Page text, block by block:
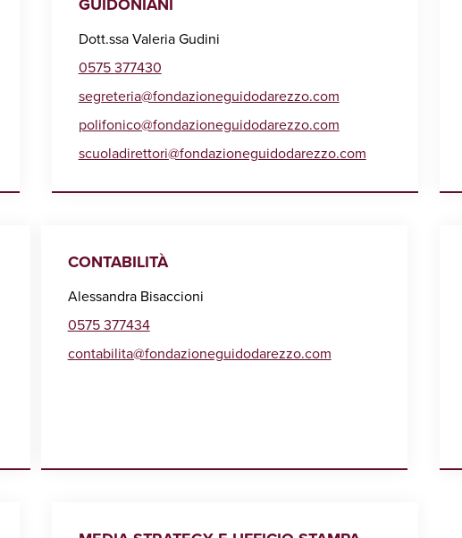
GUIDONIANI
Dott.ssa Valeria Gudini
0575 377430
segreteria@fondazioneguidodarezzo.com
polifonico@fondazioneguidodarezzo.com
scuoladirettori@fondazioneguidodarezzo.com
CONTABILITÀ
Alessandra Bisaccioni
0575 377434
contabilita@fondazioneguidodarezzo.com